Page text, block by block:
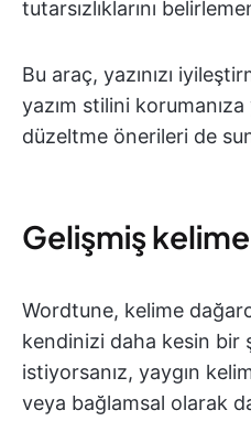
tutarsızlıklarını
Bu araç, yazınızı
yazım stilini
düzeltme önerileri de
Gelişmiş
Wordtune, kelime
kendinizi daha kesin bir
istiyorsanız, yaygın
veya bağlamsal olarak